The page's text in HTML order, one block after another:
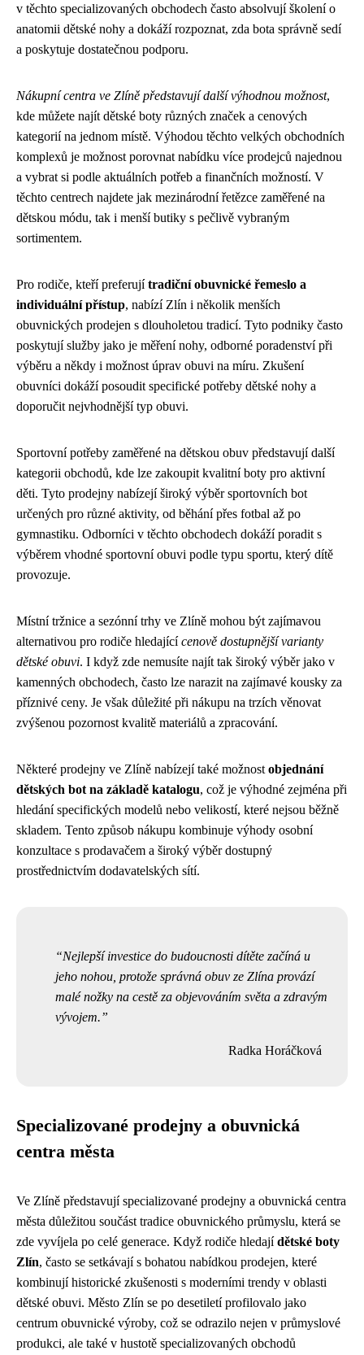
v těchto specializovaných obchodech často absolvují školení o
anatomii dětské nohy a dokáží rozpoznat, zda bota správně sedí
a poskytuje dostatečnou podporu.
Nákupní centra ve Zlíně představují další výhodnou možnost,
kde můžete najít dětské boty různých značek a cenových
kategorií na jednom místě. Výhodou těchto velkých obchodních
komplexů je možnost porovnat nabídku více prodejců najednou
a vybrat si podle aktuálních potřeb a finančních možností. V
těchto centrech najdete jak mezinárodní řetězce zaměřené na
dětskou módu, tak i menší butiky s pečlivě vybraným
sortimentem.
Pro rodiče, kteří preferujítradiční obuvnické řemeslo a
individuální přístup, nabízí Zlín i několik menších
obuvnických prodejen s dlouholetou tradicí. Tyto podniky často
poskytují služby jako je měření nohy, odborné poradenství při
výběru a někdy i možnost úprav obuvi na míru. Zkušení
obuvníci dokáží posoudit specifické potřeby dětské nohy a
doporučit nejvhodnější typ obuvi.
Sportovní potřeby zaměřené na dětskou obuv představují další
kategorii obchodů, kde lze zakoupit kvalitní boty pro aktivní
děti. Tyto prodejny nabízejí široký výběr sportovních bot
určených pro různé aktivity, od běhání přes fotbal až po
gymnastiku. Odborníci v těchto obchodech dokáží poradit s
výběrem vhodné sportovní obuvi podle typu sportu, který dítě
provozuje.
Místní tržnice a sezónní trhy ve Zlíně mohou být zajímavou
alternativou pro rodiče hledajícícenově dostupnější varianty
dětské obuvi. I když zde nemusíte najít tak široký výběr jako v
kamenných obchodech, často lze narazit na zajímavé kousky za
příznivé ceny. Je však důležité při nákupu na trzích věnovat
zvýšenou pozornost kvalitě materiálů a zpracování.
Některé prodejny ve Zlíně nabízejí také možnost objednání
dětských bot na základě katalogu, což je výhodné zejména při
hledání specifických modelů nebo velikostí, které nejsou běžně
skladem. Tento způsob nákupu kombinuje výhody osobní
konzultace s prodavačem a široký výběr dostupný
prostřednictvím dodavatelských sítí.
Nejlepší investice do budoucnosti dítěte začíná u
jeho nohou, protože správná obuv ze Zlína provází
malé nožky na cestě za objevováním světa a zdravým
vývojem.
Radka Horáčková
Specializované prodejny a obuvnická
centra města
Ve Zlíně představují specializované prodejny a obuvnická centra
města důležitou součást tradice obuvnického průmyslu, která se
zde vyvíjela po celé generace. Když rodiče hledajídětské boty
Zlín, často se setkávají s bohatou nabídkou prodejen, které
kombinují historické zkušenosti s moderními trendy v oblasti
dětské obuvi. Město Zlín se po desetiletí profilovalo jako
centrum obuvnické výroby, což se odrazilo nejen v průmyslové
produkci, ale také v hustotě specializovaných obchodů